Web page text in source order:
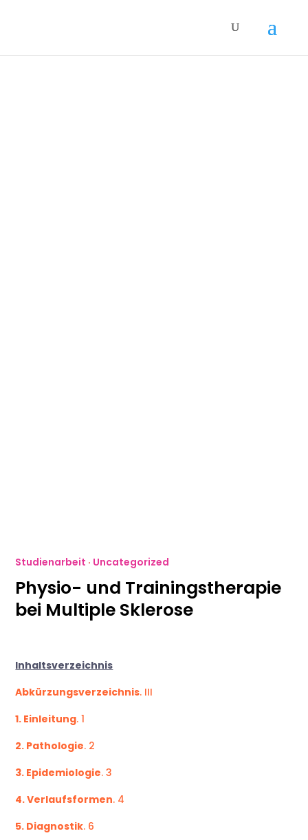
Studienarbeit · Uncategorized
Physio- und Trainingstherapie
bei Multiple Sklerose
Inhaltsverzeichnis
Abkürzungsverzeichnis. III
1. Einleitung. 1
2. Pathologie. 2
3. Epidemiologie. 3
4. Verlaufsformen. 4
5. Diagnostik. 6